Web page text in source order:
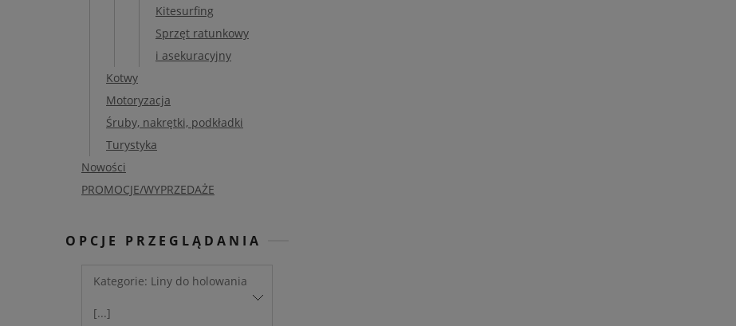
Kitesurfing
Sprzęt ratunkowy
i asekuracyjny
Kotwy
Motoryzacja
Śruby, nakrętki, podkładki
Turystyka
Nowości
PROMOCJE/WYPRZEDAŻE
OPCJE PRZEGLĄDANIA
Kategorie: Liny do holowania
[...]